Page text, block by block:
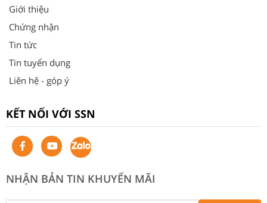
Giới thiệu
Chứng nhận
Tin tức
Tin tuyển dụng
Liên hệ - góp ý
KẾT NỐI VỚI SSN
NHẬN BẢN TIN KHUYẾN MÃI